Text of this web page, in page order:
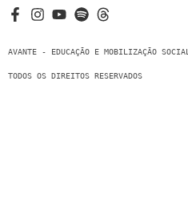
AVANTE - EDUCAÇÃO E MOBILIZAÇÃO SOCIAL
TODOS OS DIREITOS RESERVADOS